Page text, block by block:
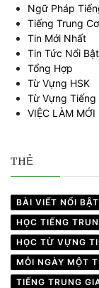
Ngữ Pháp
Tiếng Trung
Tin Mới Nhất
Tin Tức Nổi Bật
Tổng Hợp
Từ Vựng HSK
Từ Vựng Tiếng
VIỆC LÀM MỚI
THẺ
BÀI VIẾT NỔI BẬT
HỌC TIẾNG
HỌC TỪ VỰNG
MỖI NGÀY MỘT
TIẾNG TRUNG